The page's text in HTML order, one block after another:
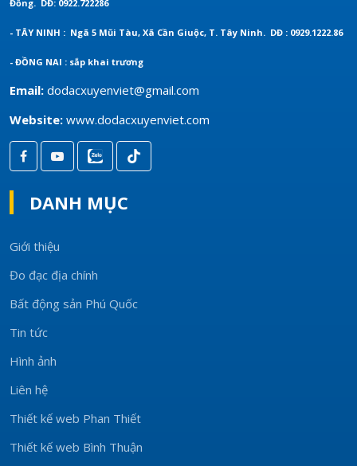
Đồng. DĐ: 0922.722286
- TÂY NINH : Ngã 5 Mũi Tàu, Xã Cần Giuộc, T. Tây Ninh. DĐ : 0929.1222.86
- ĐỒNG NAI : sắp khai trương
Email: dodacxuyenviet@gmail.com
Website: www.dodacxuyenviet.com
DANH MỤC
Giới thiệu
Đo đạc địa chính
Bất động sản Phú Quốc
Tin tức
Hình ảnh
Liên hệ
Thiết kế web Phan Thiết
Thiết kế web Bình Thuận